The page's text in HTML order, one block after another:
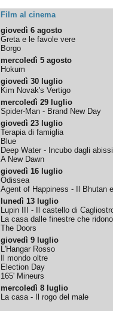
Film al cinema
giovedì 6 agosto
Greta e le favole vere
Borgo
mercoledì 5 agosto
Hokum
giovedì 30 luglio
Kim Novak's Vertigo
mercoledì 29 luglio
Spider-Man - Brand New Day
giovedì 23 luglio
Terapia di famiglia
Blue
Deep Water - Incubo dagli abissi
A New Dawn
giovedì 16 luglio
Odissea
Agent of Happiness - Il Bhutan
lunedì 13 luglio
Lupin III - Il castello di
La casa dalle finestre che ridono
The Doors
giovedì 9 luglio
L'Hangar Rosso
Il mondo oltre
Election Day
165' Mineurs
mercoledì 8 luglio
La casa - Il rogo del male